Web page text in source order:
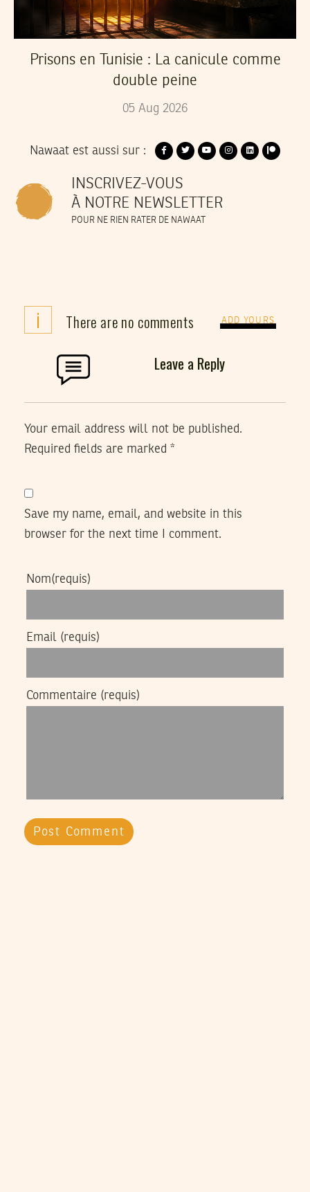
Prisons en Tunisie : La canicule comme
double peine
05 Aug 2026
Nawaat est aussi sur :
INSCRIVEZ-VOUS
À NOTRE NEWSLETTER
POUR NE RIEN RATER DE NAWAAT
i There are no comments ADD YOURS
Leave a Reply
Your email address will not be published.
Required fields are marked *
Save my name, email, and website in this
browser for the next time I comment.
Nom(requis)
Email (requis)
Commentaire (requis)